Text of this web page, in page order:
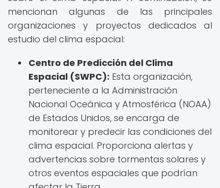
mencionan algunas de las principales
organizaciones y proyectos dedicados al
estudio del clima espacial:
Centro de Predicción del Clima
Espacial (SWPC): Esta organización,
perteneciente a la Administración
Nacional Oceánica y Atmosférica (NOAA)
de Estados Unidos, se encarga de
monitorear y predecir las condiciones del
clima espacial. Proporciona alertas y
advertencias sobre tormentas solares y
otros eventos espaciales que podrían